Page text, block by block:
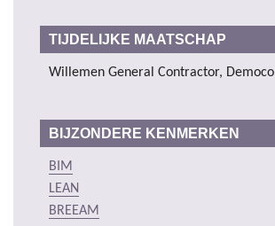
TIJDELIJKE MAATSCHAP
Willemen General Contractor, Democo
BIJZONDERE KENMERKEN
BIM
LEAN
BREEAM